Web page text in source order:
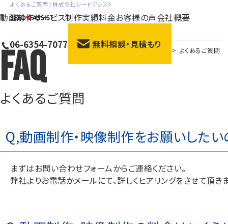
よくあるご質問 | 株式会社シードアシスト
動画制作サービス制作実績料金お客様の声会社概要
06-6354-7077 無料相談・見積もり
FAQ
よくあるご質問
HOME > よくあるご質問
Q,動画制作・映像制作をお願いしたい
まずはお問い合わせフォームからご連絡ください。
弊社よりお電話かメールにて、詳しくヒアリングをさせて頂き